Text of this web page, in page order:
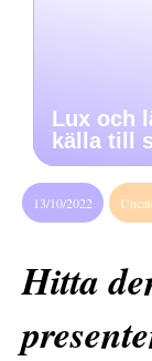
Lux och
källa till
13/10/2022
Hitta